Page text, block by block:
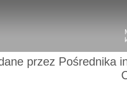
przez Pośrednika